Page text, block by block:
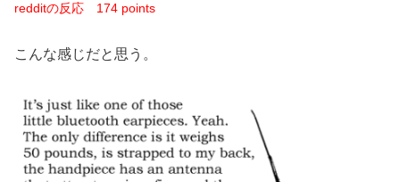
redditの反応 174 points
こんな感じだと思う。